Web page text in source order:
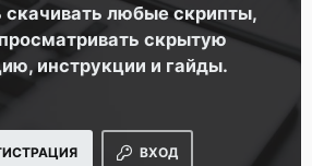
скачивать любые скрипты,
скрытую
инструкции и гайды.
ВХОД